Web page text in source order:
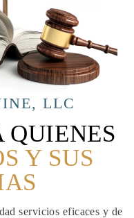
LLC
QUIENES
Y SUS
servicios eficaces y de